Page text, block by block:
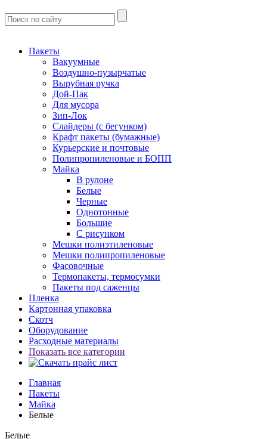
Пакеты
Вакуумные
Воздушно-пузырчатые
Вырубная ручка
Дой-Пак
Для мусора
Зип-Лок
Слайдеры (с бегунком)
Крафт пакеты (бумажные)
Курьерские и почтовые
Полипропиленовые и БОПП
Майка
В рулоне
Белые
Черные
Однотонные
Большие
С рисунком
Мешки полиэтиленовые
Мешки полипропиленовые
Фасовочные
Термопакеты, термосумки
Пакеты под саженцы
Пленка
Картонная упаковка
Скотч
Оборудование
Расходные материалы
Показать все категории
Главная
Пакеты
Майка
Белые
Белые